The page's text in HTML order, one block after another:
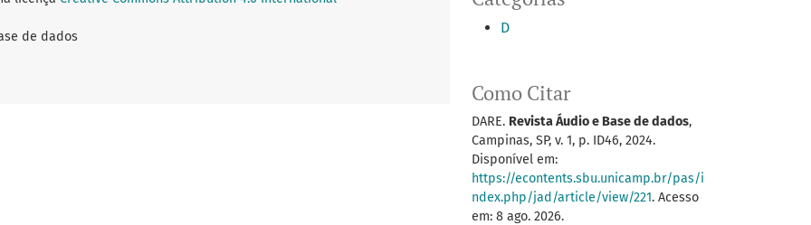
D
Como Citar
DARE. Revista Áudio e Base de dados,
Campinas, SP, v. 1, p. ID46, 2024.
Disponível em:
https://econtents.sbu.unicamp.br/pas/i
ndex.php/jad/article/view/221. Acesso
em: 8 ago. 2026.
de dados